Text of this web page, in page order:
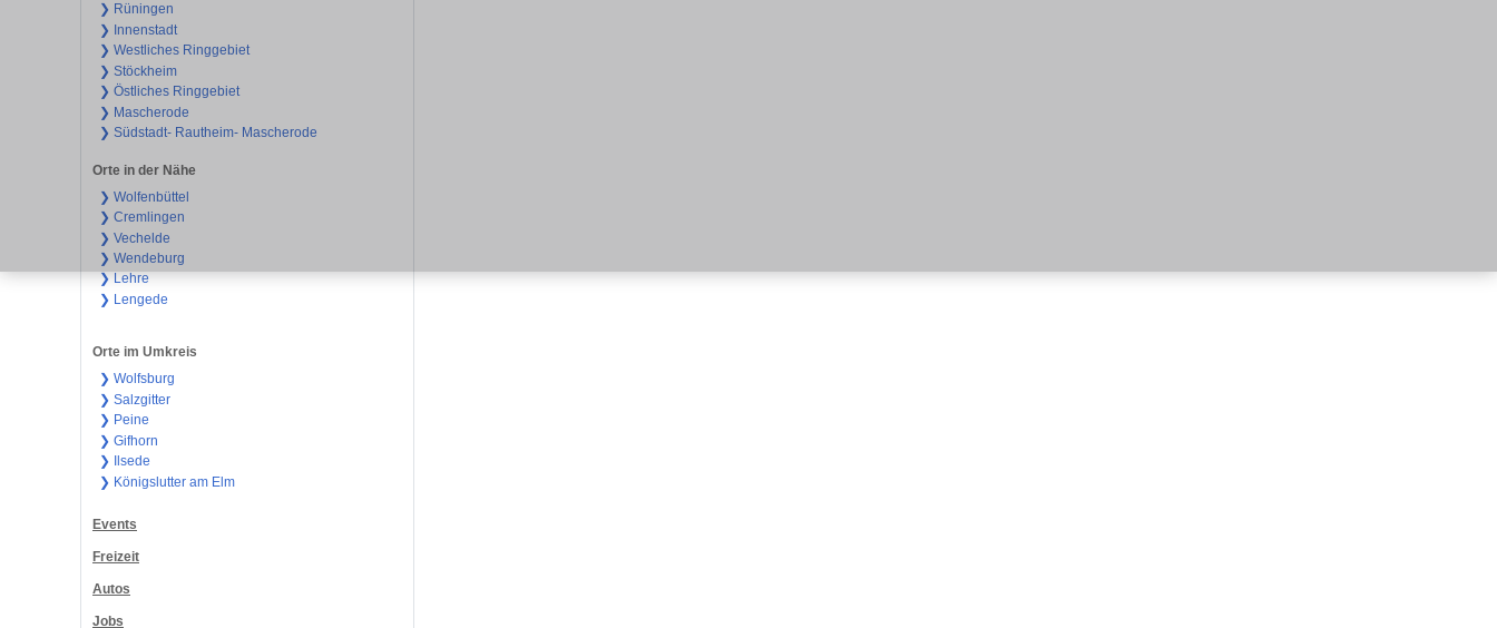
❯ Rüningen
❯ Innenstadt
❯ Westliches Ringgebiet
❯ Stöckheim
❯ Östliches Ringgebiet
❯ Mascherode
❯ Südstadt- Rautheim- Mascherode
Orte in der Nähe
❯ Wolfenbüttel
❯ Cremlingen
❯ Vechelde
❯ Wendeburg
❯ Lehre
❯ Lengede
Orte im Umkreis
❯ Wolfsburg
❯ Salzgitter
❯ Peine
❯ Gifhorn
❯ Ilsede
❯ Königslutter am Elm
Events
Freizeit
Autos
Jobs